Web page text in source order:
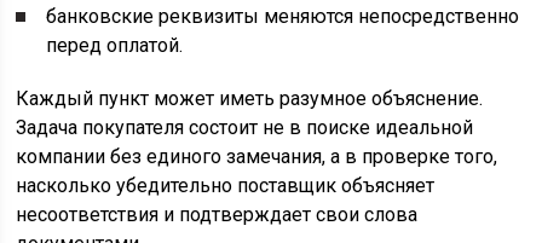
банковские реквизиты меняются непосредственно
перед оплатой.
Каждый пункт может иметь разумное объяснение.
Задача покупателя состоит не в поиске идеальной
компании без единого замечания, а в проверке того,
насколько убедительно поставщик объясняет
несоответствия и подтверждает свои слова